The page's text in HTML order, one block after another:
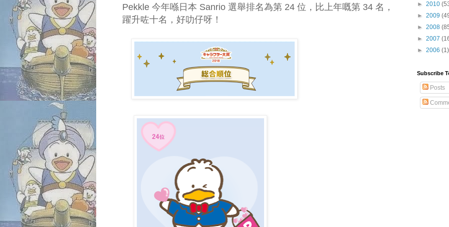
Pekkle 今年喺日本 Sanrio 選舉排名為第 24 位，比上年嘅第 34 名，
躍升咗十名，好叻仔呀！
► 2010
► 2009
► 2008
► 2007
► 2006 (1)
Subscribe
Posts